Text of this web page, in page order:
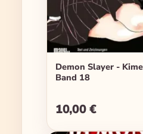
Demon Slayer -
Band 18
Regulärer Preis:
10,00 €